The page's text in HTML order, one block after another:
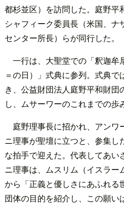
都杉並区）を訪問した。 庭野平
シャフィーク委員長（米国、
センター所長）らが同行した。
一行は、大聖堂での「釈迦牟
＝の日）」式典に参列。式典
き、公益財団法人庭野平和財団
し、ムサーワーのこれまでの歩
庭野理事長に招かれ、アンワ
ニ理事が聖壇に立つと、参集し
な拍手で迎えた。代表してあい
ニ理事は、ムスリム（イスラー
から「正義と優しさにあふれる
団体の目的を紹介し、この願い